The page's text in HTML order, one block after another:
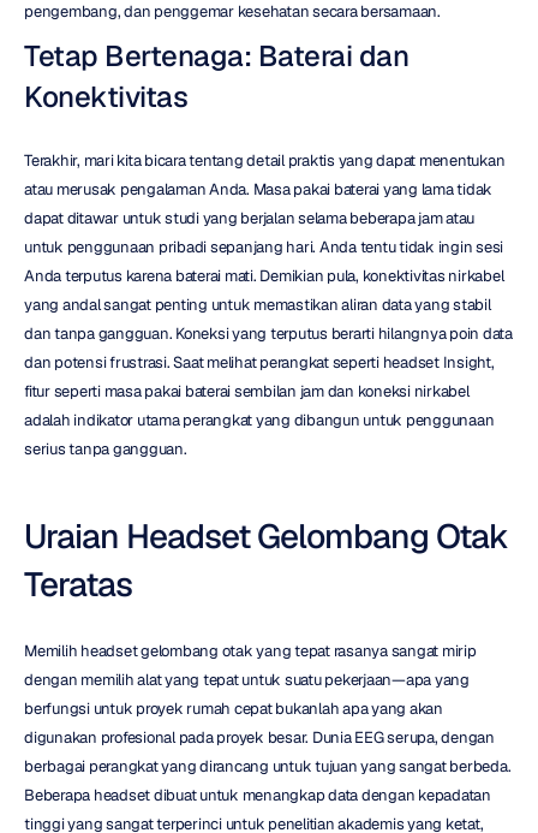
pengembang, dan penggemar kesehatan secara bersamaan.
Tetap Bertenaga: Baterai dan
Konektivitas
Terakhir, mari kita bicara tentang detail praktis yang dapat menentukan
atau merusak pengalaman Anda. Masa pakai baterai yang lama tidak
dapat ditawar untuk studi yang berjalan selama beberapa jam atau
untuk penggunaan pribadi sepanjang hari. Anda tentu tidak ingin sesi
Anda terputus karena baterai mati. Demikian pula, konektivitas nirkabel
yang andal sangat penting untuk memastikan aliran data yang stabil
dan tanpa gangguan. Koneksi yang terputus berarti hilangnya poin data
dan potensi frustrasi. Saat melihat perangkat seperti headset Insight,
fitur seperti masa pakai baterai sembilan jam dan koneksi nirkabel
adalah indikator utama perangkat yang dibangun untuk penggunaan
serius tanpa gangguan.
Uraian Headset Gelombang Otak
Teratas
Memilih headset gelombang otak yang tepat rasanya sangat mirip
dengan memilih alat yang tepat untuk suatu pekerjaan—apa yang
berfungsi untuk proyek rumah cepat bukanlah apa yang akan
digunakan profesional pada proyek besar. Dunia EEG serupa, dengan
berbagai perangkat yang dirancang untuk tujuan yang sangat berbeda.
Beberapa headset dibuat untuk menangkap data dengan kepadatan
tinggi yang sangat terperinci untuk penelitian akademis yang ketat,